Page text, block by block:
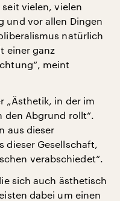
vielen, vielen
und vor allen Dingen
natürlich
einer ganz
meint
„Ästhetik, in der im
den Abgrund rollt“.
aus dieser
dieser Gesellschaft,
verabschiedet“.
sich auch ästhetisch
dabei um einen